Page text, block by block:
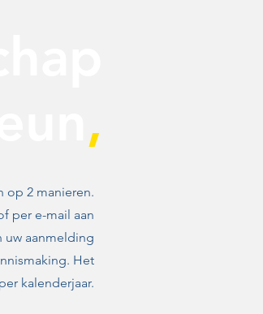
,
op 2 manieren.
per e-mail aan
uw aanmelding
Het
kalenderjaar.